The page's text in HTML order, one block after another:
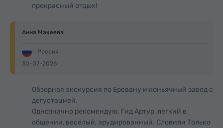
прекрасный отдых!
Анна Макеева
Россия
30-07-2026
Обзорная экскурсия по Еревану и коньячный завод с
дегустацией.
Однозначно рекомендую. Гид Артур, легкий в
общении, веселый, эрудированный. Словили Только